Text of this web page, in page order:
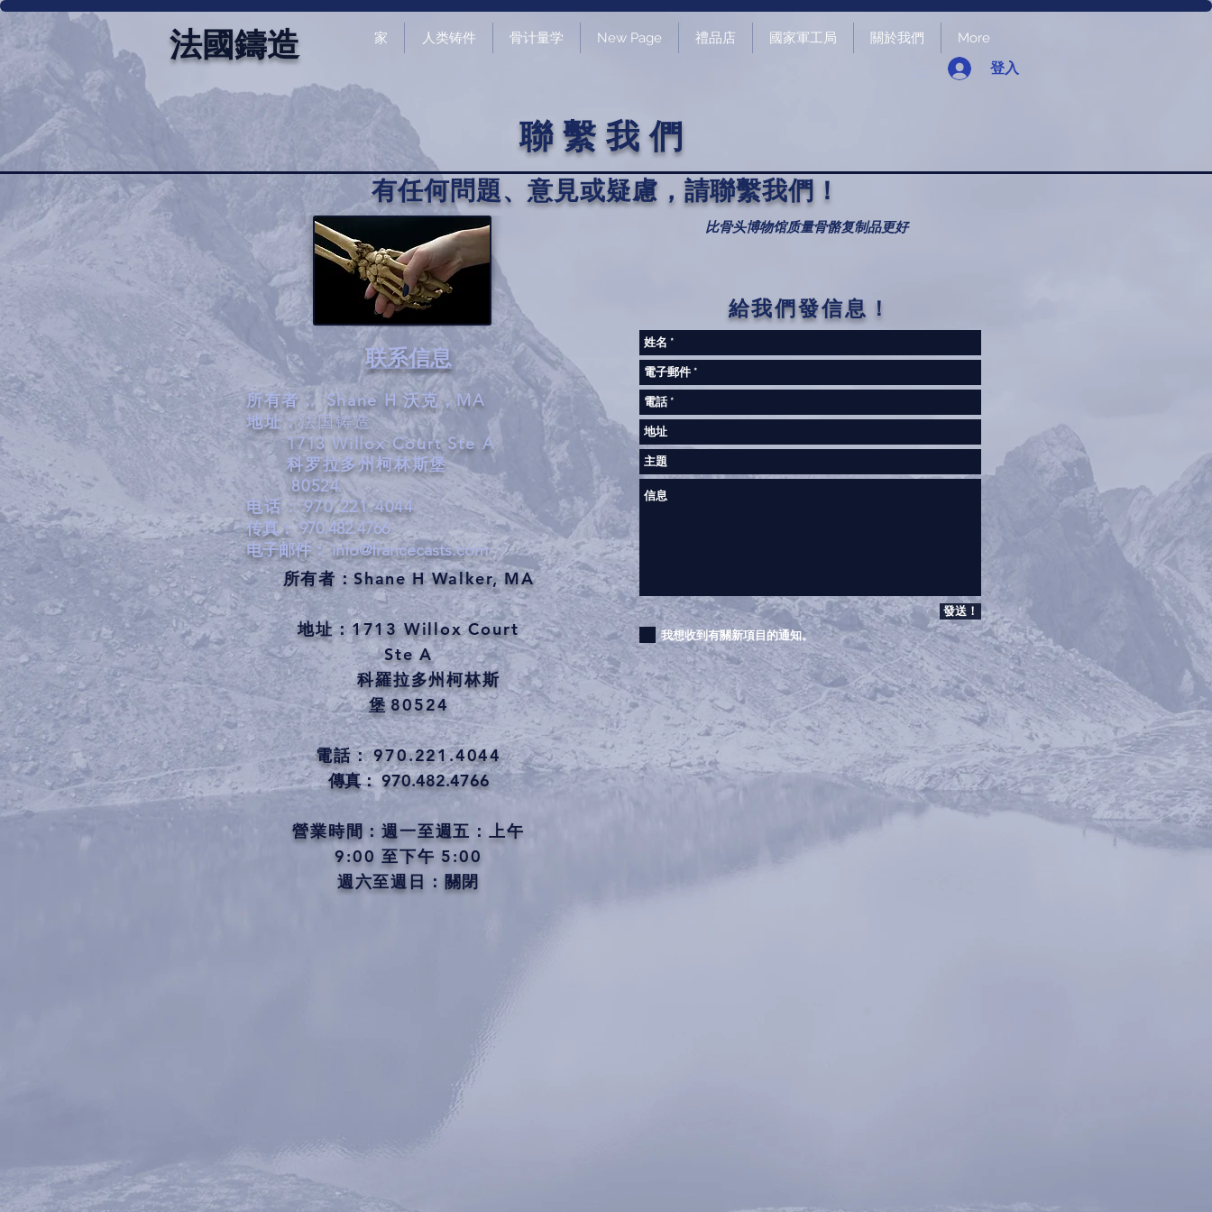
法國鑄造 家 人类铸件 骨计量学 New Page 禮品店 國家軍工局 關於我們 More
登入
聯繫我們
有任何問題、意見或疑慮，請聯繫我們！
联系信息
所有者： Shane H 沃克，MA
地址：法国铸造
1713 Willox Court Ste A
科罗拉多州柯林斯堡
80524
电话： 970.221.4044
传真： 970.482.4766
电子邮件： info@francecasts.com
所有者：Shane H Walker, MA
地址：1713 Willox Court
Ste A
科羅拉多州柯林斯
堡 80524
電話： 970.221.4044
傳真： 970.482.4766
營業時間：週一至週五：上午
9:00 至下午 5:00
週六至週日： 關閉
比骨头博物馆质量骨骼复制品更好
給我們發信息！
我想收到有關新項目的通知。
發送！